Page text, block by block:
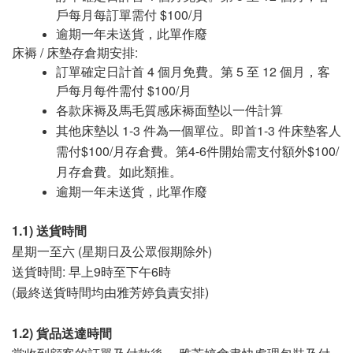
戶每月每訂單需付$100/月
逾期一年未送貨，此單作廢
床褥 /床墊存倉期安排:
訂單確定日計首4個月免費。第5至 12個月，客
戶每月每件需付$100/月
各款床褥及馬毛質感床褥面墊以一件計算
其他床墊以 1-3 件為一個單位。即首1-3 件床墊客人
需付$100/月存倉費。第4-6件開始需支付額外$100/
月存倉費。如此類推。
逾期一年未送貨，此單作廢
1.1)送貨時間
星期一至六 (星期日及公眾假期除外)
送貨時間: 早上9時至下午6時
(最終送貨時間均由雅芳婷負責安排)
1.2)貨品送達時間